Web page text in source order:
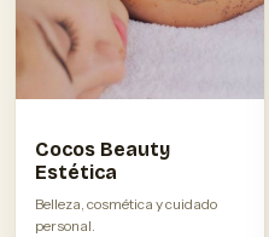
Cocos Beauty
Estética
Belleza, cosmética y cuidado
personal.